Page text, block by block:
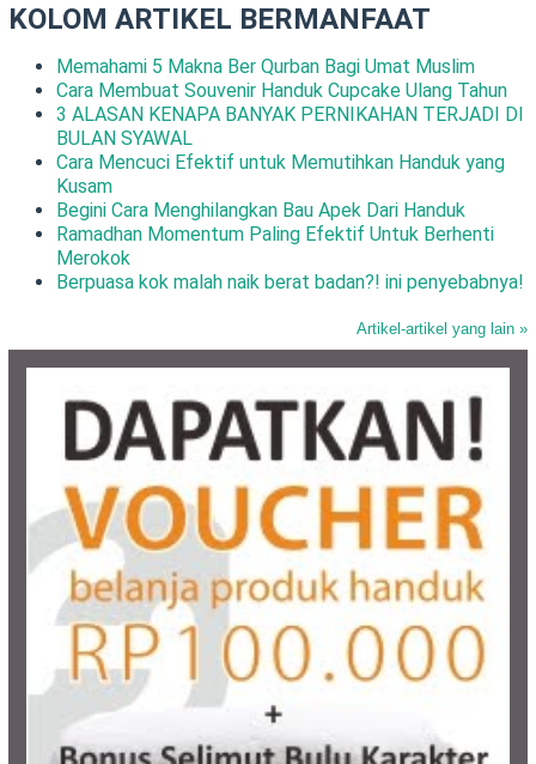
KOLOM ARTIKEL BERMANFAAT
Memahami 5 Makna Ber Qurban Bagi Umat Muslim
Cara Membuat Souvenir Handuk Cupcake Ulang Tahun
3 ALASAN KENAPA BANYAK PERNIKAHAN TERJADI DI
BULAN SYAWAL
Cara Mencuci Efektif untuk Memutihkan Handuk yang
Kusam
Begini Cara Menghilangkan Bau Apek Dari Handuk
Ramadhan Momentum Paling Efektif Untuk Berhenti
Merokok
Berpuasa kok malah naik berat badan?! ini penyebabnya!
Artikel-artikel yang lain »